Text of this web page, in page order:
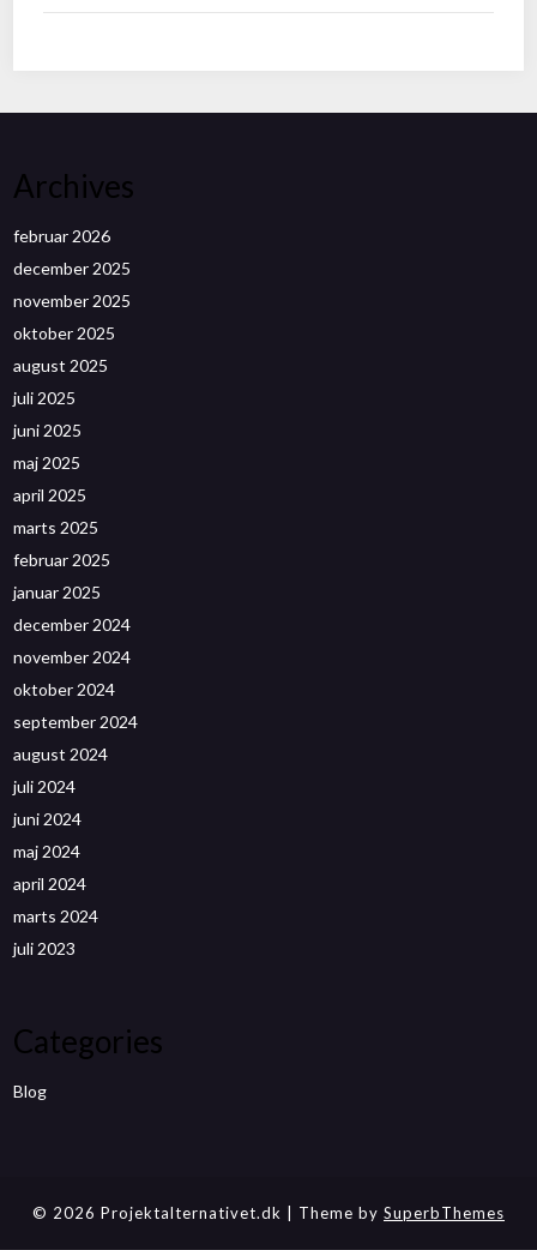
Archives
februar 2026
december 2025
november 2025
oktober 2025
august 2025
juli 2025
juni 2025
maj 2025
april 2025
marts 2025
februar 2025
januar 2025
december 2024
november 2024
oktober 2024
september 2024
august 2024
juli 2024
juni 2024
maj 2024
april 2024
marts 2024
juli 2023
Categories
Blog
© 2026 Projektalternativet.dk | Theme by SuperbThemes